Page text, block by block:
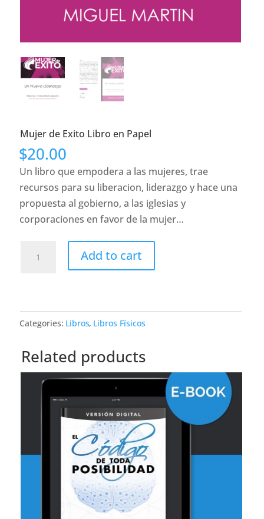
Mujer de Exito Libro en Papel
$20.00
Un libro que empodera a las mujeres, trae
recursos para su liberacion, liderazgo y hace una
propuesta al gobierno, a las iglesias y
corporaciones en favor de la mujer…
en
Papel
Add to cart
Categories: Libros, Libros Físicos
Related products